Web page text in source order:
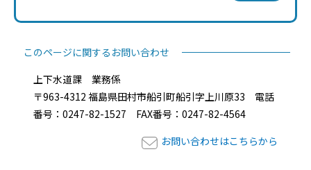
このページに関するお問い合わせ
上下水道課 業務係
〒963-4312 福島県田村市船引町船引字上川原33 電話
番号：0247-82-1527 FAX番号：0247-82-4564
お問い合わせはこちらから